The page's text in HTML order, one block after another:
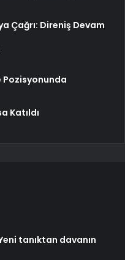
Çağrı: Direniş Devam
Pozisyonunda
Katıldı
tanıktan davanın